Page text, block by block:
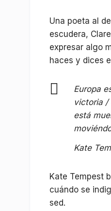
Una poeta al
escudera,
expresar algo
haces y dices
Europa
victoria /
está
Kate
Kate Tempest
cuándo se
sed.